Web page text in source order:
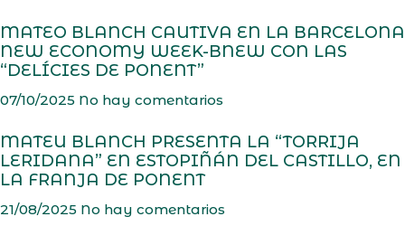
MATEO BLANCH CAUTIVA EN LA BARCELONA
NEW ECONOMY WEEK-BNEW CON LAS
“DELÍCIES DE PONENT”
07/10/2025 No hay comentarios
MATEU BLANCH PRESENTA LA “TORRIJA
LERIDANA” EN ESTOPIÑÁN DEL CASTILLO, EN
LA FRANJA DE PONENT
21/08/2025 No hay comentarios